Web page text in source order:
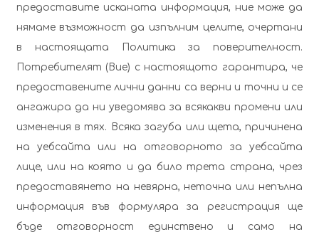
предоставите исканата информация, ние може да
нямаме възможност да изпълним целите, очертани
в настоящата Политика за поверителност.
Потребителят (Вие) с настоящото гарантира, че
предоставените лични данни са верни и точни и се
ангажира да ни уведомява за всякакви промени или
изменения в тях. Всяка загуба или щета, причинена
на уебсайта или на отговорното за уебсайта
лице, или на която и да било трета страна, чрез
предоставянето на невярна, неточна или непълна
информация във формуляра за регистрация ще
бъде отговорност единствено и само на